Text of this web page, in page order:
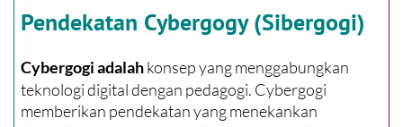
Pendekatan Cybergogy (Sibergogi)
Cybergogi adalahkonsep yang menggabungkan
teknologi digital dengan pedagogi. Cybergogi
memberikan pendekatan yang menekankan